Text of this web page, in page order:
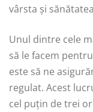
vârsta și
Unul dintre cele
să le facem
este să ne
regulat. Acest
cel puțin de trei